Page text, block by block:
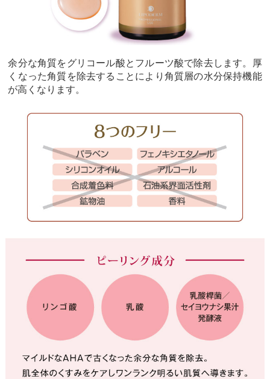
余分な角質をグリコール酸とフルーツ酸で除去します。厚
くなった角質を除去することにより角質層の水分保持機能
が高くなります。